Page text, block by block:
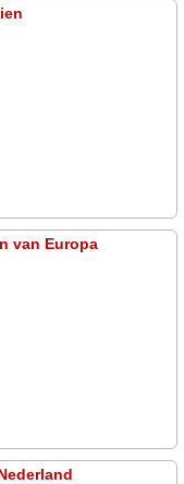
van Europa